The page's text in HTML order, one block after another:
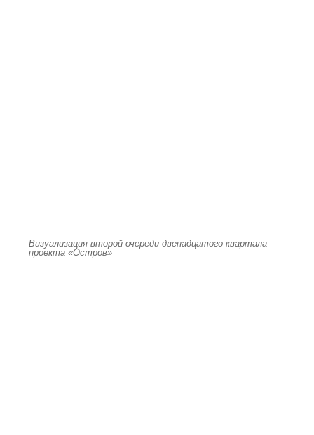
Визуализация второй очереди двенадцатого квартала
проекта «Остров»